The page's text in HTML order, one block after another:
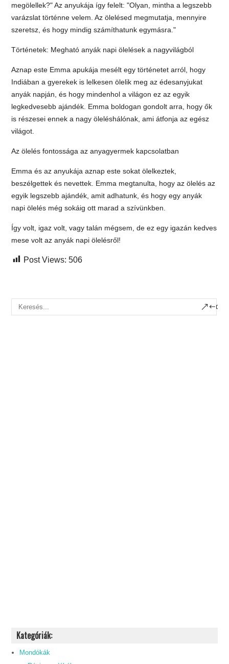
megölellek?" Az anyukája így felelt: "Olyan, mintha a legszebb
varázslat történne velem. Az ölelésed megmutatja, mennyire
szeretsz, és hogy mindig számíthatunk egymásra."
Történetek: Megható anyák napi ölelések a nagyvilágból
Aznap este Emma apukája mesélt egy történetet arról, hogy
Indiában a gyerekek is lelkesen ölelik meg az édesanyjukat
anyák napján, és hogy mindenhol a világon ez az egyik
legkedvesebb ajándék. Emma boldogan gondolt arra, hogy ők
is részesei ennek a nagy öleléshálónak, ami átfonja az egész
világot.
Az ölelés fontossága az anyagyermek kapcsolatban
Emma és az anyukája aznap este sokat ölelkeztek,
beszélgettek és nevettek. Emma megtanulta, hogy az ölelés az
egyik legszebb ajándék, amit adhatunk, és hogy egy anyák
napi ölelés még sokáig ott marad a szívünkben.
Így volt, igaz volt, vagy talán mégsem, de ez egy igazán kedves
mese volt az anyák napi ölelésről!
Post Views: 506
Kategóriák:
Mondókák